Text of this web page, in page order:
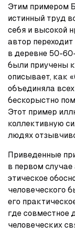
Этим примером
истинный труд
себя и высокой
автор
в деревне 50-
были приучены
описывает, как
объединяла
бескорыстно
Этот пример
коллективную
людях
Приведенные
в первом случае
этическое
человеческого
его
где совместное
человеческих